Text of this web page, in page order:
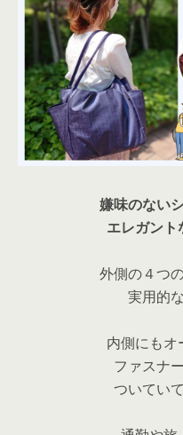
嫌味のない
エレガント
外側の４つ
実用的
内側にもオ
ファスナ
ついてい